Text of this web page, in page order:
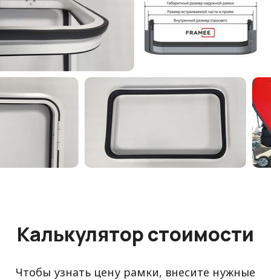
Калькулятор стоимости
Чтобы узнать цену рамки, внесите нужные